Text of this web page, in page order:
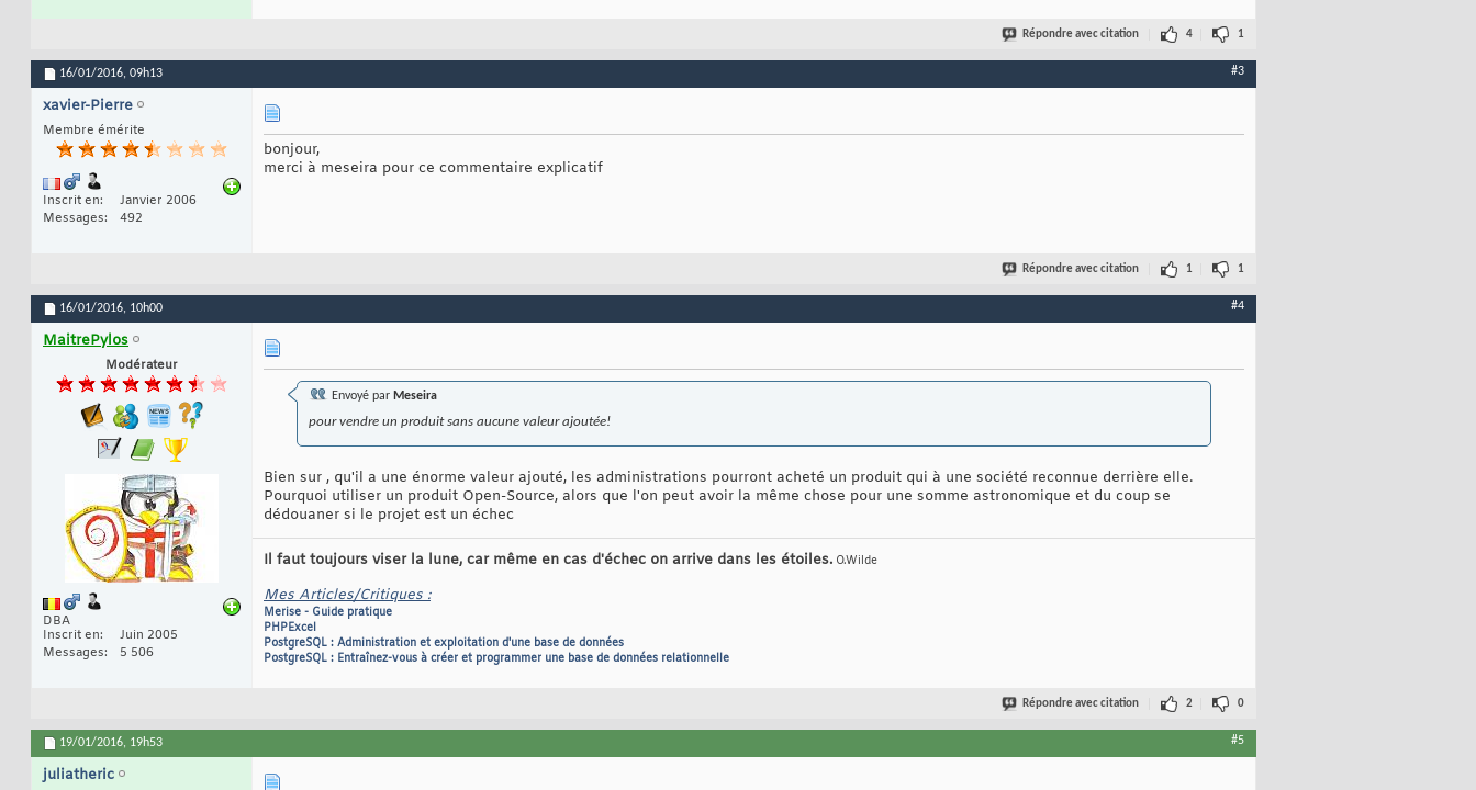
Répondre avec citation 4 1
16/01/2016, 09h13 #3
xavier-Pierre
Membre émérite
Inscrit en
Janvier 2006
Messages
492
bonjour,
merci à meseira pour ce commentaire explicatif
Répondre avec citation 1 1
16/01/2016, 10h00 #4
MaitrePylos
Modérateur
DBA
Inscrit en
Juin 2005
Messages
5 506
Envoyé par Meseira
pour vendre un produit sans aucune valeur ajoutée!
Bien sur , qu'il a une énorme valeur ajouté, les administrations pourront acheté un produit qui à une société reconnue derrière elle.
Pourquoi utiliser un produit Open-Source, alors que l'on peut avoir la même chose pour une somme astronomique et du coup se
dédouaner si le projet est un échec
Il faut toujours viser la lune, car même en cas d'échec on arrive dans les étoiles. O.Wilde
Mes Articles/Critiques :
Merise - Guide pratique
PHPExcel
PostgreSQL : Administration et exploitation d'une base de données
PostgreSQL : Entraînez-vous à créer et programmer une base de données relationnelle
Répondre avec citation 2 0
19/01/2016, 19h53 #5
juliatheric